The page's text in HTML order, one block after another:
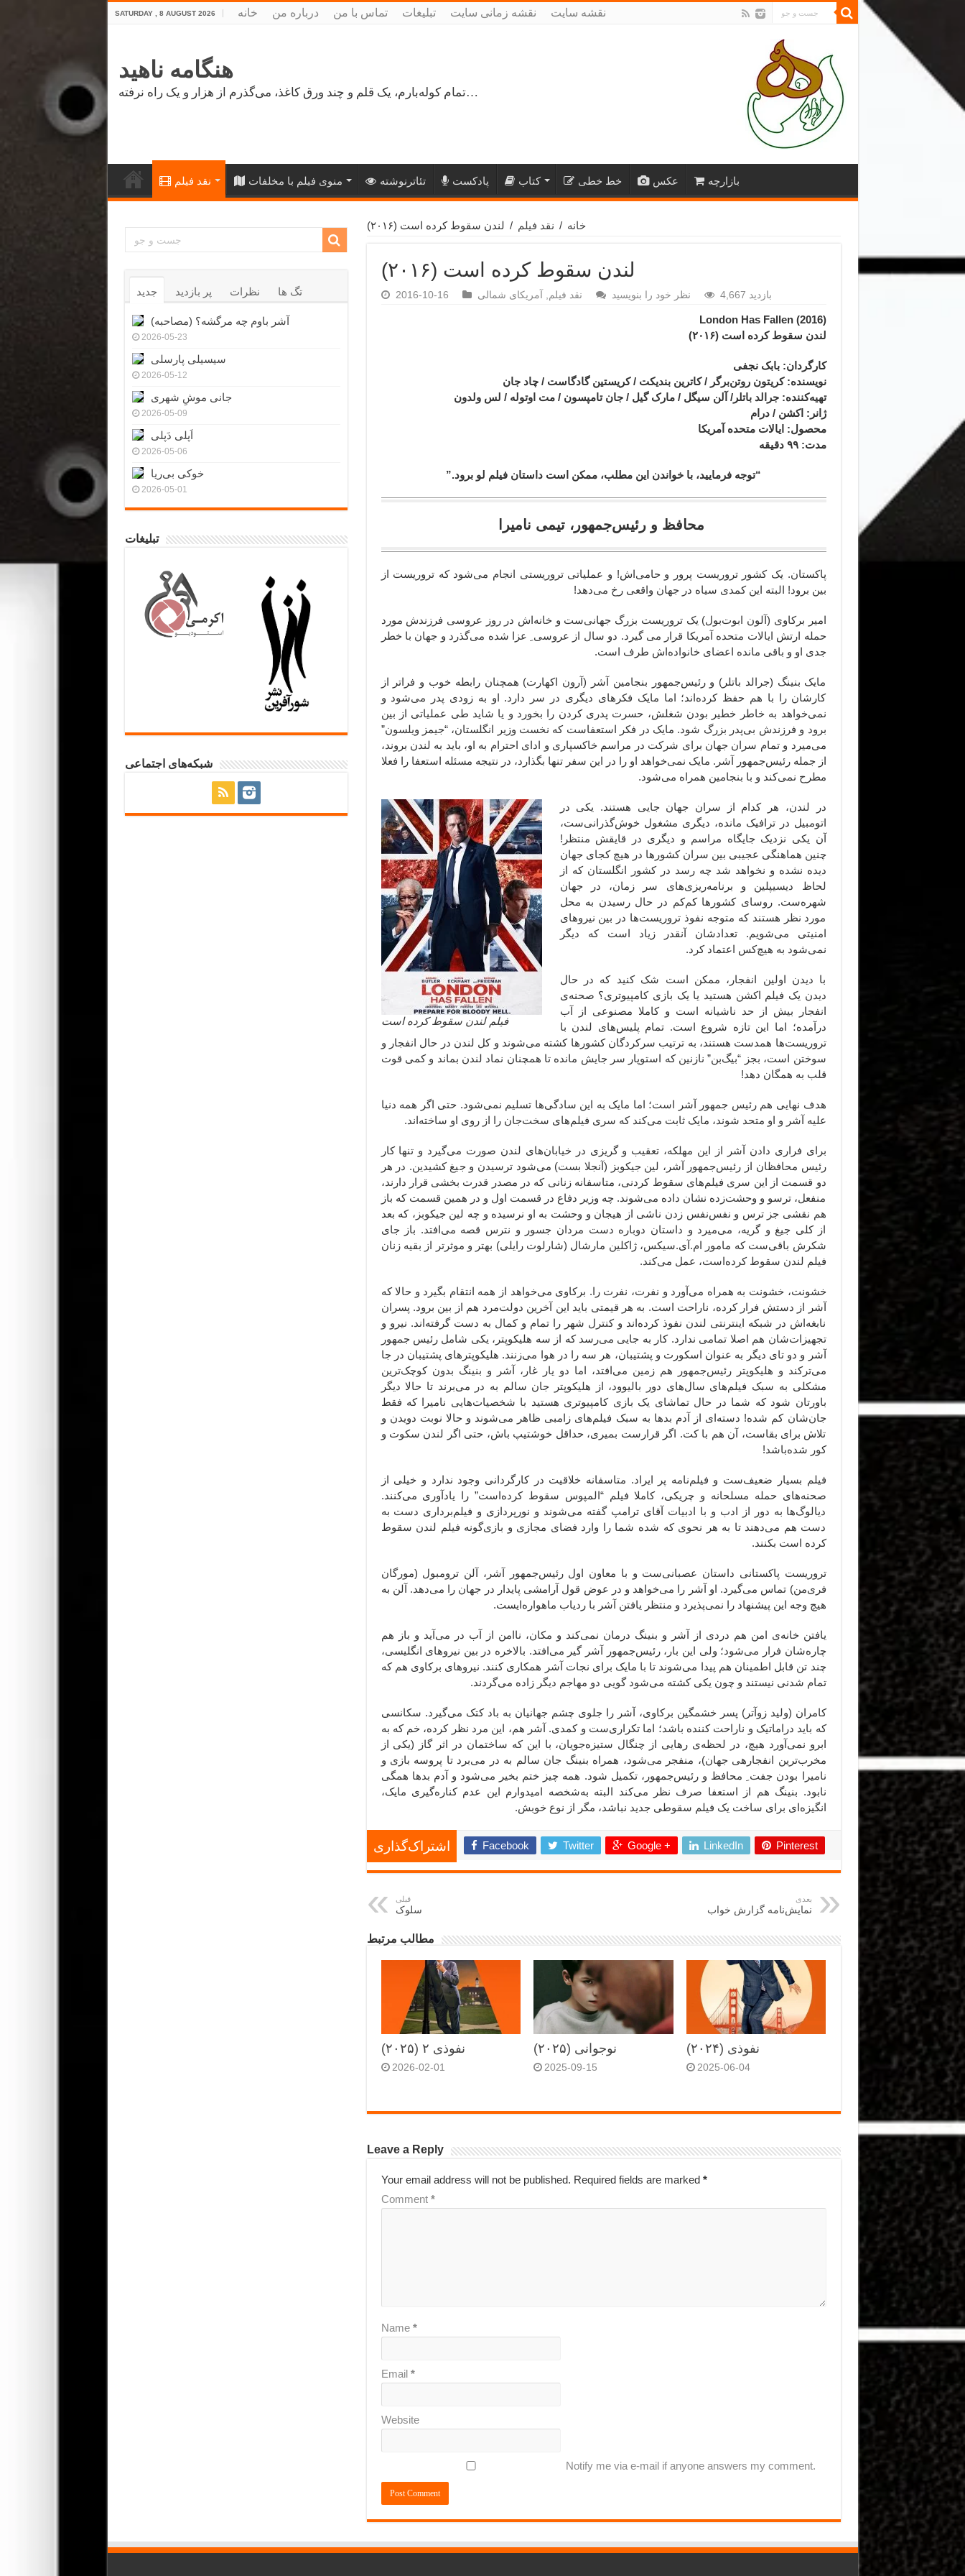
SATURDAY , 8 AUGUST 2026 خانه درباره من تماس با من تبلیغات نقشه زمانی سایت نقشه سایت
هنگامه ناهید
تمام کوله‌بارم، یک قلم و چند ورق کاغذ، می‌گذرم از هزار و یک راه نرفته…
نقد فیلم منوی فیلم با مخلفات تئاترنوشته پادکست کتاب خط خطی عکس بازارچه
خانه / نقد فیلم / لندن سقوط کرده‌ است (۲۰۱۶)
لندن سقوط کرده‌ است (۲۰۱۶)
2016-10-16 نقد فیلم آمریکای شمالی نظر خود را بنویسید 4,667 بازدید
(2016) London Has Fallen
لندن سقوط کرده‌ است (۲۰۱۶)
کارگردان: بابک نجفی
نویسنده: کریتون روتن‌برگر / کاترین بندیکت / کریستین گادگاست / چاد جان
تهیه‌کننده: جرالد باتلر/ آلن سیگل/ مارک گیل / جان تامپسون / مت اوتوله / لس ولدون
ژانر : اکشن / درام
محصول: ایالات متحده آمریکا
مدت: ۹۹ دقیقه
“توجه فرمایید،‌ با خواندن این مطلب، ممکن است داستان فیلم لو برود.”
پاکستان. یک کشور تروریست پرور و حامی‌اش! و عملیاتی تروریستی انجام می‌شود که تروریست از
بین برود! البته این کمدی سیاه در جهان واقعی رخ می‌دهد!
امیر برکاوی (آلون ابوت‌بول) یک تروریست بزرگ جهانی‌ست و خانه‌اش در روز عروسی فرزندش مورد
حمله ارتش ایالات متحده آمریکا قرار می گیرد. دو سال از عروسی ِ عزا شده می‌گذرد و جهان با خطر
جدی او و باقی مانده اعضای خانواده‌اش طرف است.
مایک بنینگ (جرالد باتلر) و رئیس‌جمهور بنجامین آشر (آرون اکهارت) همچنان رابطه خوب و فراتر از
کارشان را با هم حفظ کرده‌اند؛ اما مایک فکرهای دیگری در سر دارد. او به زودی پدر می‌شود و
نمی‌خواهد به خاطر خطیر بودن شغلش، حسرت پدری کردن را بخورد و یا شاید طی عملیاتی از بین
برود و فرزندش بی‌پدر بزرگ شود. مایک در فکر استعفاست که نخست وزیر انگلستان، “جیمز ویلسون”
می‌میرد و تمام سران جهان برای شرکت در مراسم خاکسپاری و ادای احترام به او، باید به لندن بروند،
از جمله رئیس‌جمهور آشر. مایک نمی‌خواهد او را در این سفر تنها بگذارد، در نتیجه مسئله استعفا را فعلا
مطرح نمی‌کند و با بنجامین همراه می‌شود.
فیلم لندن سقوط کرده است
در لندن، هر کدام از سران جهان جایی هستند. یکی در
اتومبیل در ترافیک مانده، دیگری مشغول خوش‌گذرانی‌ست،
آن یکی نزدیک جایگاه مراسم و دیگری در قایقش منتظر!
چنین هماهنگی عجیبی بین سران کشورها در هیچ کجای جهان
دیده نشده و نخواهد شد چه رسد در کشور انگلستان که از
لحاظ دیسیپلین و برنامه‌ریزی‌های سر زمان، در جهان
شهره‌ست. روسای کشورها کم‌کم در حال رسیدن به محل
مورد نظر هستند که متوجه نفوذ تروریست‌ها در بین نیروهای
امنیتی می‌شویم. تعدادشان آنقدر زیاد است که دیگر
نمی‌شود به هیچ‌کس اعتماد کرد.
با دیدن اولین انفجار، ممکن است شک کنید که در حال
دیدن یک فیلم اکشن هستید یا یک بازی کامپیوتری؟ صحنه‌ی
انفجار بیش از حد ناشیانه است و کاملا مصنوعی از آب
درآمده؛ اما این تازه شروع است. تمام پلیس‌های لندن با
تروریست‌ها همدست هستند، به ترتیب سرکردگان کشورها کشته می‌شوند و کل لندن در حال انفجار و
سوختن است، بجز “بیگ‌بن” نازنین که استوپار سر جایش مانده تا همچنان نماد لندن بماند و کمی قوت
قلب به همگان دهد!
هدف نهایی هم رئیس جمهور آشر است؛ اما مایک به این سادگی‌ها تسلیم نمی‌شود. حتی اگر همه دنیا
علیه آشر و او متحد شوند، مایک ثابت می‌کند که سری فیلم‌های سخت‌جان را از روی او ساخته‌اند.
برای فراری دادن آشر از این مهلکه، تعقیب و گریزی در خیابان‌های لندن صورت می‌گیرد و تنها کار
رئیس محافظان از رئیس‌جمهور آشر، لین جیکوبز (آنجلا بست) می‌شود ترسیدن و جیغ کشیدین. در هر
دو قسمت از این سری فیلم‌های سقوط کردنی، متاسفانه زنانی که در مصدر قدرت بخشی قرار دارند،
منفعل، ترسو و وحشت‌زده نشان داده می‌شوند. چه وزیر دفاع در قسمت اول و در همین قسمت که باز
هم نقشی جز ترس و نفس‌نفس زدن ناشی از هیجان و وحشت به او نرسیده و چه لین جیکوبز، که بعد
از کلی جیغ و گریه،‌ می‌میرد و داستان دوباره دست مردان جسور و نترس قصه می‌افتد. باز جای
شکرش باقی‌ست که مامور ام.آی.سیکس، ژاکلین مارشال (شارلوت رایلی) بهتر و موثرتر از بقیه زنان
فیلم لندن سقوط کرده‌است، عمل می‌کند.
خشونت، خشونت به همراه می‌آورد و نفرت، نفرت را. برکاوی می‌خواهد از همه انتقام بگیرد و حالا که
آشر از دستش فرار کرده، ناراحت است. به هر قیمتی باید این آخرین دولت‌مرد هم از بین برود. پسران
نابغه‌اش در شبکه اینترنتی لندن نفوذ کرده‌اند و کنترل شهر را تمام و کمال به دست گرفته‌اند. نیرو و
تجهیزات‌شان هم اصلا تمامی ندارد. کار به جایی می‌رسد که از سه هلیکوپتر، یکی شامل رئیس جمهور
آشر و دو تای دیگر به عنوان اسکورت و پشتیبان،‌ هر سه را در هوا می‌زنند. هلیکوپترهای پشتیبان در جا
می‌ترکند و هلیکوپتر رئیس‌جمهور هم زمین می‌افتد، اما دو یار غار، آشر و بنینگ بدون کوچک‌ترین
مشکلی به سبک فیلم‌های سال‌های دور بالیوود، از هلیکوپتر جان سالم به در می‌برند تا حالا دیگر
باورتان شود که شما در حال تماشای یک بازی کامپیوتری هستید با شخصیات‌هایی نامیرا که فقط
جان‌شان کم شده! دسته‌ای از آدم بدها به سبک فیلم‌های زامبی ظاهر می‌شوند و حالا نوبت دویدن و
تلاش برای بقاست، آن هم با کت. اگر قرارست بمیری، حداقل خوشتیپ باش، حتی اگر لندن سکوت و
کور شده‌باشد!
فیلم بسیار ضعیف‌ست و فیلم‌نامه پر ایراد. متاسفانه خلاقیت در کارگردانی وجود ندارد و خیلی از
صحنه‌های حمله مسلحانه و چریکی، کاملا فیلم “المپوس سقوط کرده‌است” را یادآوری می‌کنند.
دیالوگ‌ها به دور از ادب و با ادبیات آقای ترامپ گفته می‌شوند و نورپردازی و فیلم‌برداری دست به
دست هم می‌دهند تا به هر نحوی که شده شما را وارد فضای مجازی و بازی‌گونه فیلم لندن سقوط
کرده‌ است بکنند.
تروریست پاکستانی داستان عصبانی‌ست و با معاون اول رئیس‌جمهور آشر، آلن ترومبول (مورگان
فری‌من) تماس می‌گیرد. او آشر را می‌خواهد و در عوض قول آرامشی پایدار در جهان را می‌دهد. آلن به
هیچ وجه این پیشنهاد را نمی‌پذیرد و منتظر یافتن آشر با ردیاب ماهواره‌ایست.
یافتن خانه‌ی امن هم دردی از آشر و بنینگ درمان نمی‌کند و مکان، ناامن از آب در می‌آید و باز هم
چاره‌شان فرار می‌شود؛ ولی این بار، رئیس‌جمهور آشر گیر می‌افتد. بالاخره در بین نیروهای انگلیسی،
چند تن قابل اطمینان هم پیدا می‌شوند تا با مایک برای نجات آشر همکاری کنند. نیروهای برکاوی هم که
تمام شدنی نیستند و چون یکی کشته می‌شود گویی دو مهاجم دیگر زاده می‌گردند.
کامران (ولید زوآتر) پسر خشمگین برکاوی، آشر را جلوی چشم جهانیان به باد کتک می‌گیرد. سکانسی
که باید دراماتیک و ناراحت کننده باشد؛ اما تکراری‌ست و کمدی. آشر هم، این مرد نظر کرده، خم که به
ابرو نمی‌آورد هیچ، در لحظه‌ی رهایی از چنگال ستیزه‌جویان، با این که ساختمان در اثر گاز (یکی از
مخرب‌ترین انفجارهی جهان)، منفجر می‌شود، همراه بنینگ جان سالم به در می‌برد تا پروسه بازی و
نامیرا بودن جفت ِ محافظ و رئیس‌جمهور، تکمیل شود. همه چیز ختم بخیر می‌شود و آدم بدها همگی
نابود. بنینگ هم از استعفا صرف نظر می‌کند البته به‌شخصه امیدوارم این عدم کناره‌گیری مایک،
انگیزه‌ای برای ساخت یک فیلم سقوطی جدید نباشد، مگر از نوع خوبش.
اشتراک‌گذاری Facebook Twitter Google + LinkedIn Pinterest
قبلی
سلوک
بعدی
نمایش‌نامه گزارش خواب
مطالب مرتبط
نفوذی ۲ (۲۰۲۵)
2026-02-01
نوجوانی (۲۰۲۵)
2025-09-15
نفوذی (۲۰۲۴)
2025-06-04
Leave a Reply
Your email address will not be published. Required fields are marked *
Comment *
Name *
Email *
Website
Notify me via e-mail if anyone answers my comment.
جدید پر بازدید نظرات تگ ها
آشر باوم چه مرگشه؟ (مصاحبه)
2026-05-23
سیسیلی پارسلی
2026-05-12
جانی موشِ شهری
2026-05-09
اَپلی دَپلی
2026-05-06
خوکی بی‌ریا
2026-05-01
تبلیغات
شبکه‌های اجتماعی